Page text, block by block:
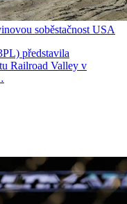
soběstačnost USA
představila
Railroad Valley v